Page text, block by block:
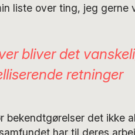
liste over ting, jeg gerne
bliver det
retninger
bekendtgørelser det ikke
har til deres